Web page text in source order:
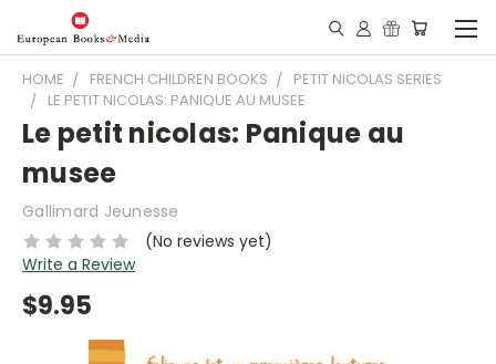
HOME FRENCH CHILDREN BOOKS
PETIT NICOLAS SERIES
LE PETIT NICOLAS: PANIQUE AU MUSEE
Le petit nicolas: Panique au
musee
Gallimard Jeunesse
(No reviews yet)
Write a Review
$9.95